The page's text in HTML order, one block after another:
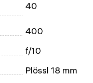
40
400
f/10
Plössl 18 mm